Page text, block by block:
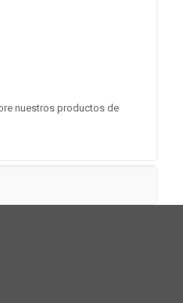
nuestros productos de